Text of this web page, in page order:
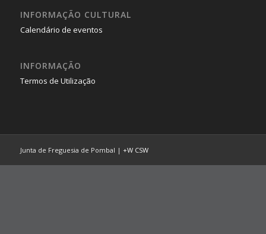
INFORMAÇÃO CULTURAL
Calendário de eventos
INFORMAÇÃO
Termos de Utilização
Junta de Freguesia de Pombal | +W CSW